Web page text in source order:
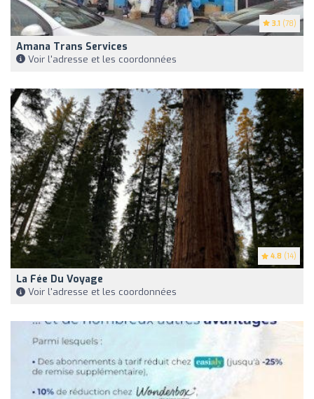
3.1 (78)
Amana Trans Services
Voir l'adresse et les coordonnées
4.8 (14)
La Fée Du Voyage
Voir l'adresse et les coordonnées